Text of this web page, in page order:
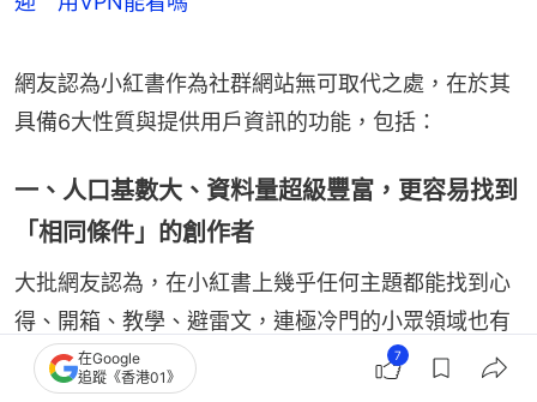
網友認為小紅書作為社群網站無可取代之處，在於其
具備6大性質與提供用戶資訊的功能，包括：
一、人口基數大、資料量超級豐富，更容易找到
「相同條件」的創作者
大批網友認為，在小紅書上幾乎任何主題都能找到心
得、開箱、教學、避雷文，連極冷門的小眾領域也有
人分享。例如相同膚色、身高、身材、體型、膚況的
在Google
追蹤《香港01》
7